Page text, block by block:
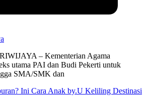
– Kementerian Agama
utama PAI dan Budi Pekerti untuk
SMA/SMK dan